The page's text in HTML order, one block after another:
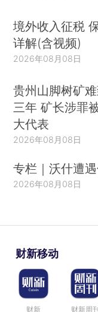
境外收入征税
详解(含视频)
2026年08月08日
贵州山脚树矿
三年 矿长涉罪
大代表
2026年08月08日
专栏｜沃什遭
2026年08月08日
财新移动
财新 财新周